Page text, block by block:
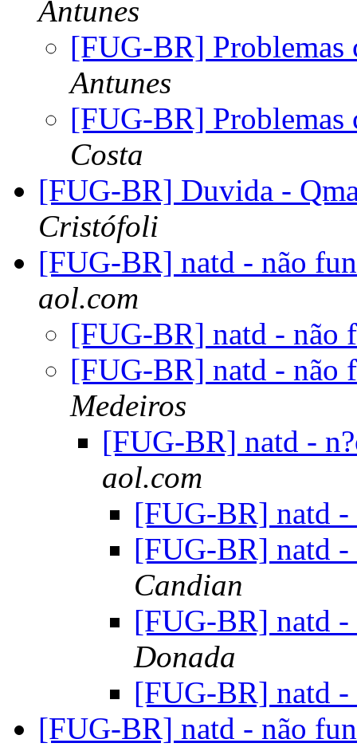
Antunes
[FUG-BR]
Antunes
[FUG-BR]
Costa
[FUG-BR] Duvida -
Cristófoli
[FUG-BR] natd - não
aol.com
[FUG-BR] natd - não
[FUG-BR] natd - não
Medeiros
[FUG-BR] natd -
aol.com
[FUG-BR] natd
[FUG-BR] natd
Candian
[FUG-BR] natd
Donada
[FUG-BR] natd
[FUG-BR] natd - não